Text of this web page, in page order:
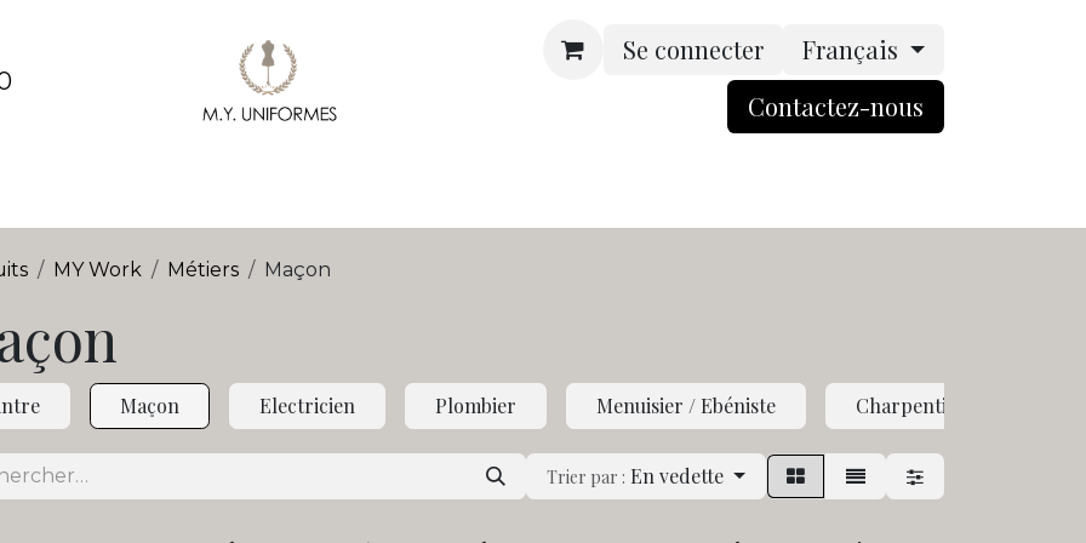
Se connecter
Français
Contactez-nou​​​​s​​
MY Work Métiers Maçon
Maçon Electricien Plombier Menuisier / Ebéniste Charpentier
Trier par : En vedette